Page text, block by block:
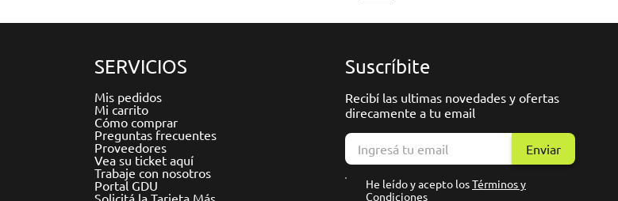
SERVICIOS
Mis pedidos
Mi carrito
Cómo comprar
Preguntas frecuentes
Proveedores
Vea su ticket aquí
Trabaje con nosotros
Portal GDU
Solicitá la Tarjeta Más
Suscríbite
Recibí las ultimas novedades y ofertas
direcamente a tu email
Enviar
He leído y acepto losTérminos y
Condiciones